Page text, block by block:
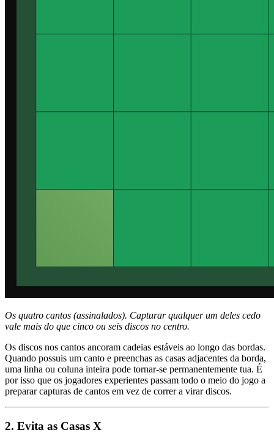
Os quatro cantos (assinalados). Capturar qualquer um deles cedo
vale mais do que cinco ou seis discos no centro.
Os discos nos cantos ancoram cadeias estáveis ao longo das bordas.
Quando possuis um canto e preenchas as casas adjacentes da borda,
uma linha ou coluna inteira pode tornar-se permanentemente tua. É
por isso que os jogadores experientes passam todo o meio do jogo a
preparar capturas de cantos em vez de correr a virar discos.
2. Evita as Casas X